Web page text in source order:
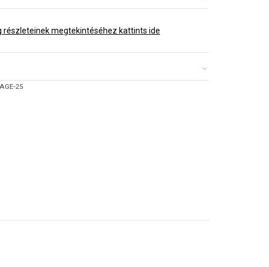
részleteinek megtekintéséhez kattints ide
25